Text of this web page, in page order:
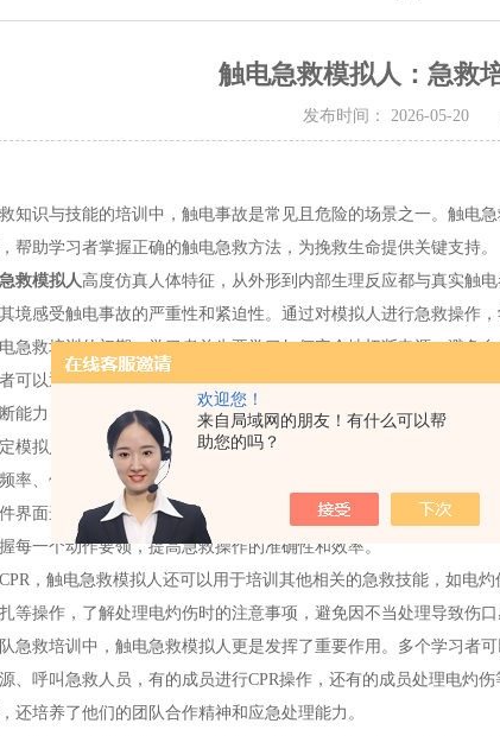
欢迎您！
来自局域网的朋友！有什么可以帮
助您的吗？
触电急救模拟人：急救
发布时间： 2026-05-20
识与技能的培训中，触电事故是常见且危险的场景之一。触电急
帮助学习者掌握正确的触电急救方法，为挽救生命提供关键支持。
救模拟人高度仿真人体特征，从外形到内部生理反应都与真实触
境感受触电事故的严重性和紧迫性。通过对模拟人进行急救操作
救培训的初期，学习者首先要学习如何安全地切断电源，避免
可以通过触摸颈动脉搏动、观察胸部起伏等方式，准确判断其生
能力，为后续的急救操作奠定基础。
拟人出现呼吸心跳骤停时，学习者便要立即展开心肺复苏（CPR
率、位置是否正确，以及人工呼吸的操作是否规范等。模拟人内
界面进行反馈。学习者可以根据这些反馈信息，及时调整自己的
每一个动作要领，提高急救操作的准确性和效率。
，触电急救模拟人还可以用于培训其他相关的急救技能，如电灼
等操作，了解处理电灼伤时的注意事项，避免因不当处理导致伤口
救培训中，触电急救模拟人更是发挥了重要作用。多个学习者可
、呼叫急救人员，有的成员进行CPR操作，还有的成员处理电灼
还培养了他们的团队合作精神和应急处理能力。